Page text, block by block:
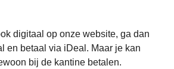
digitaal op onze website, ga dan
en betaal via iDeal. Maar je kan
bij de kantine betalen.